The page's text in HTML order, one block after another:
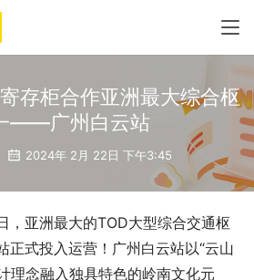
存柜合作亚洲最大综合枢
——广州白云站
2024年 2月 22日 下午3:45
，亚洲最大的TOD大型综合交通枢
式投入运营！广州白云站以“云山
理念融入独具特色的岭南文化元